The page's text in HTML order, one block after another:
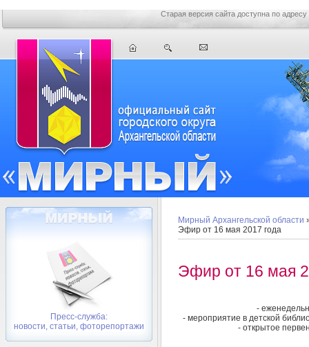
Старая версия сайта доступна по адресу
Пресс-служба:
новости, статьи, фоторепортажи
Мирный Архангельской области
Эфир от 16 мая 2017 года
Эфир от 16 мая
-
- мероприятие в детской
- открытое